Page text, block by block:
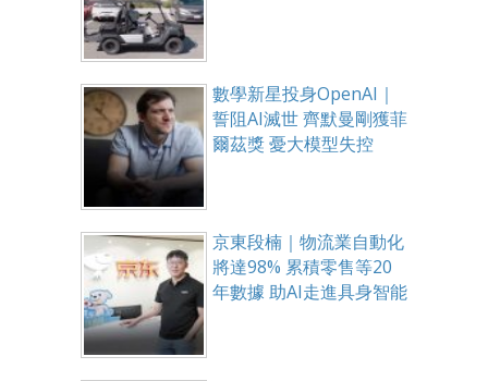
數學新星投身OpenAI｜
誓阻AI滅世 齊默曼剛獲菲
爾茲獎 憂大模型失控
京東段楠｜物流業自動化
將達98% 累積零售等20
年數據 助AI走進具身智能